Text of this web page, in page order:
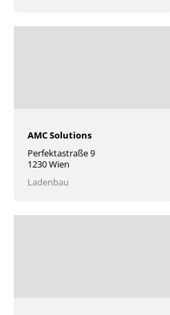
AMC Solutions
Perfektastraße 9
1230 Wien
Ladenbau